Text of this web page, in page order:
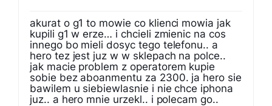
akurat o g1 to mowie co klienci mowia jak
kupili g1 w erze… i chcieli zmienic na cos
innego bo mieli dosyc tego telefonu.. a
hero tez jest juz w w sklepach na polce..
jak macie problem z operatorem kupie
sobie bez aboanmentu za 2300. ja hero sie
bawilem u siebiewlasnie i nie chce iphona
juz.. a hero mnie urzekl.. i polecam go..